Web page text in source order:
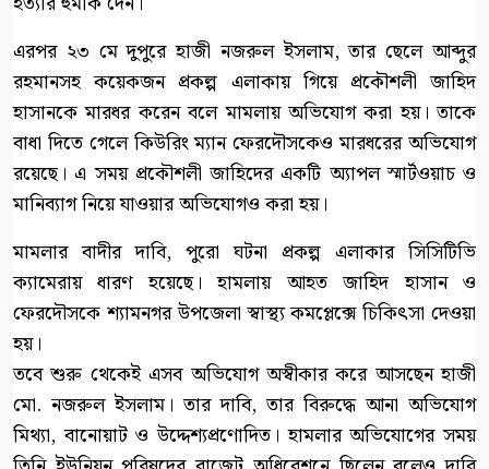
এরপর ২৩ মে দুপুরে হাজী নজরুল ইসলাম, তার ছেলে আব্দুর
রহমানসহ কয়েকজন প্রকল্প এলাকায় গিয়ে প্রকৌশলী জাহিদ
হাসানকে মারধর করেন বলে মামলায় অভিযোগ করা হয়। তাকে
বাধা দিতে গেলে কিউরিং ম্যান ফেরদৌসকেও মারধরের অভিযোগ
রয়েছে। এ সময় প্রকৌশলী জাহিদের একটি অ্যাপল স্মার্টওয়াচ ও
মানিব্যাগ নিয়ে যাওয়ার অভিযোগও করা হয়।
মামলার বাদীর দাবি, পুরো ঘটনা প্রকল্প এলাকার সিসিটিভি
ক্যামেরায় ধারণ হয়েছে। হামলায় আহত জাহিদ হাসান ও
ফেরদৌসকে শ্যামনগর উপজেলা স্বাস্থ্য কমপ্লেক্সে চিকিৎসা দেওয়া
হয়।
তবে শুরু থেকেই এসব অভিযোগ অস্বীকার করে আসছেন হাজী
মো. নজরুল ইসলাম। তার দাবি, তার বিরুদ্ধে আনা অভিযোগ
মিথ্যা, বানোয়াট ও উদ্দেশ্যপ্রণোদিত। হামলার অভিযোগের সময়